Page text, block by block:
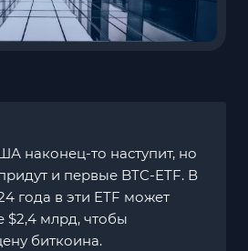
наконец-то наступит, но
и первые BTC-ETF. В
года в эти ETF может
$2,4 млрд, чтобы
биткоина.